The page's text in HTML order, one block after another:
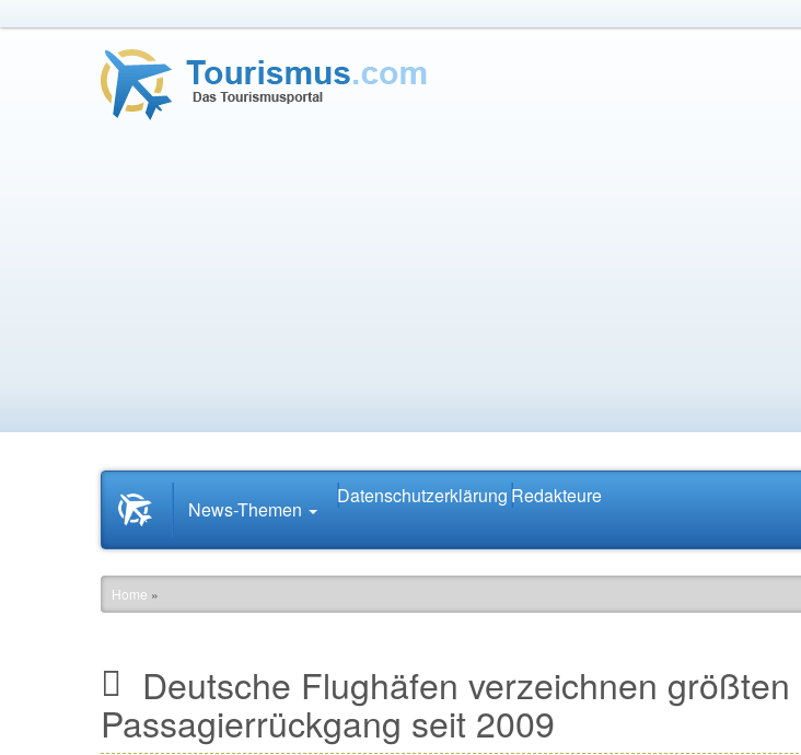
Startseite
News.Tourismus.com
News-Themen
Datenschutzerklärung Redakteure
Home »
Deutsche Flughäfen verzeichnen größten
Passagierrückgang seit 2009